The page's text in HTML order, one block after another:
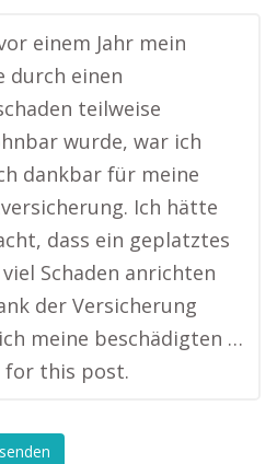
einem Jahr mein
durch einen
teilweise
wurde, war ich
dankbar für meine
Ich hätte
dass ein geplatztes
Schaden anrichten
der Versicherung
meine beschädigten …
for this post.